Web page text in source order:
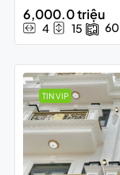
6,000.0 triệu
4 15 60
TIN VIP